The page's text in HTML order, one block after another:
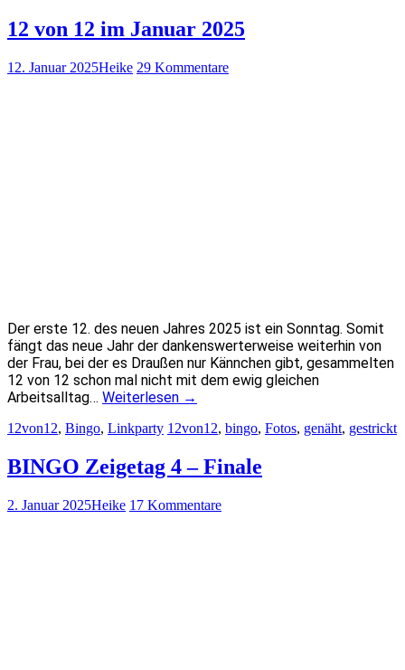
12 von 12 im Januar 2025
12. Januar 2025Heike 29 Kommentare
Der erste 12. des neuen Jahres 2025 ist ein Sonntag. Somit
fängt das neue Jahr der dankenswerterweise weiterhin von
der Frau, bei der es Draußen nur Kännchen gibt, gesammelten
12 von 12 schon mal nicht mit dem ewig gleichen
Arbeitsalltag… Weiterlesen →
12von12, Bingo, Linkparty 12von12, bingo, Fotos, genäht, gestrickt
BINGO Zeigetag 4 – Finale
2. Januar 2025Heike 17 Kommentare